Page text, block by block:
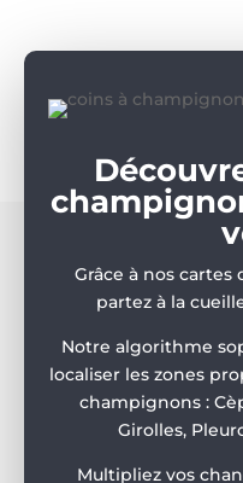
Grâce à nos
partez à la
Notre algorithme
localiser les zones
champignons :
Girolles,
Multipliez vos